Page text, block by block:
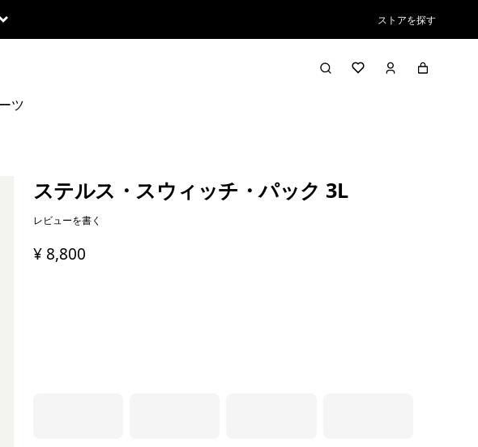
ストアを探す
ツ
ステルス・スウィッチ・パック 3L
レビューを書く
¥ 8,800